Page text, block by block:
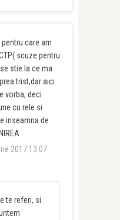
care am
scuze pentru
stie la ce ma
trist,dar aici
vorba, deci
cu rele si
inseamna de
2017 13:07
te referi, si